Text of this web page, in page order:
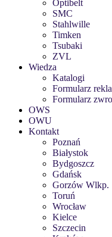
Optibelt
SMC
Stahlwille
Timken
Tsubaki
ZVL
Wiedza
Katalogi
Formularz
Formularz
OWS
OWU
Kontakt
Poznań
Białystok
Bydgoszcz
Gdańsk
Gorzów Wlkp.
Toruń
Wrocław
Kielce
Szczecin